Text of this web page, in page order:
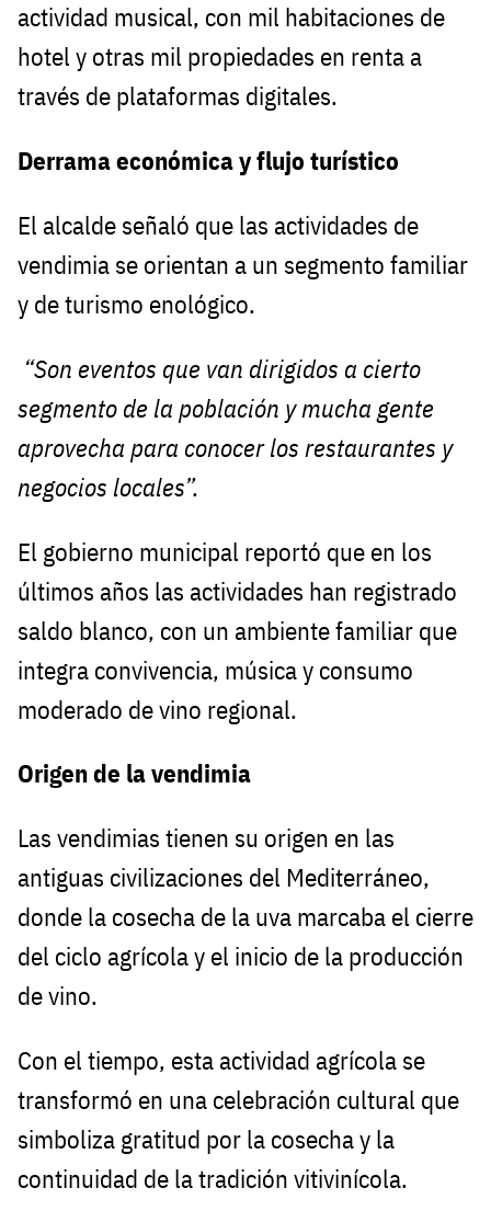
actividad musical, con mil habitaciones de
hotel y otras mil propiedades en renta a
través de plataformas digitales.
Derrama económica y flujo turístico
El alcalde señaló que las actividades de
vendimia se orientan a un segmento familiar
y de turismo enológico.
“Son eventos que van dirigidos a cierto
segmento de la población y mucha gente
aprovecha para conocer los restaurantes y
negocios locales”.
El gobierno municipal reportó que en los
últimos años las actividades han registrado
saldo blanco, con un ambiente familiar que
integra convivencia, música y consumo
moderado de vino regional.
Origen de la vendimia
Las vendimias tienen su origen en las
antiguas civilizaciones del Mediterráneo,
donde la cosecha de la uva marcaba el cierre
del ciclo agrícola y el inicio de la producción
de vino.
Con el tiempo, esta actividad agrícola se
transformó en una celebración cultural que
simboliza gratitud por la cosecha y la
continuidad de la tradición vitivinícola.